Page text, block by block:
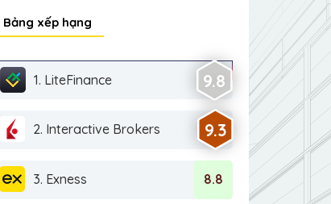
Bảng xếp hạng
1. LiteFinance 9.8
2. Interactive Brokers 9.3
3. Exness 8.8